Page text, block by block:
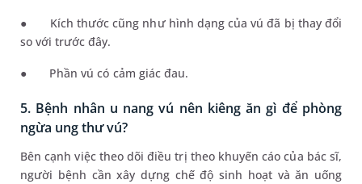
●
Kích thước cũng như hình dạng của vú đã bị thay đổi
so với trước đây.
● Phần vú có cảm giác đau.
5. Bệnh nhân u nang vú nên kiêng ăn gì để phòng
ngừa ung thư vú?
Bên cạnh việc theo dõi điều trị theo khuyến cáo của bác sĩ,
người bệnh cần xây dựng chế độ sinh hoạt và ăn uống